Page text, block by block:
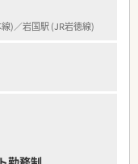
員として、中国地方に
チェーンです。
を基本とし、医療や介護
ています。
査システムなどの最新
ます。
および泌尿器科や皮膚
)／岩国駅 (JR岩徳線)